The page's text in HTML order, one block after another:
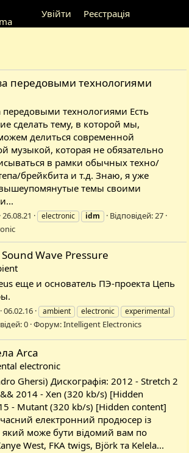
Увійти Реєстрація
передовыми технологиями
передовыми технологиями Есть
сделать тему, в которой мы,
делиться современной
музыкой, которая не обязательно
в рамки обычных техно/
брейкбита и т.д. Знаю, я уже
темы своими
26.08.21 electronic idm
Відповідей: 27
Sound Wave Pressure
еще и основатель ПЭ-проекта Цепь
06.02.16 ambient electronic
experimental
0 Форум:Intelligent Electronics
Arca
electronic
Ghersi) Дискографія: 2012 - Stretch 2
2014 - Xen (320 kb/s) [Hidden
- Mutant (320 kb/s) [Hidden content]
електронний продюсер із
який може бути відомий вам по
West, FKA twigs, Björk та Kelela...